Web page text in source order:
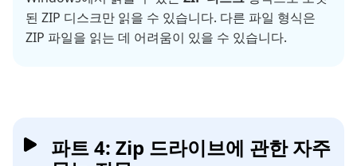
된 ZIP 디스크만 읽을 수 있습니다. 다른 파일 형식은
ZIP 파일을 읽는 데 어려움이 있을 수 있습니다.
파트 4: Zip 드라이브에 관한 자주